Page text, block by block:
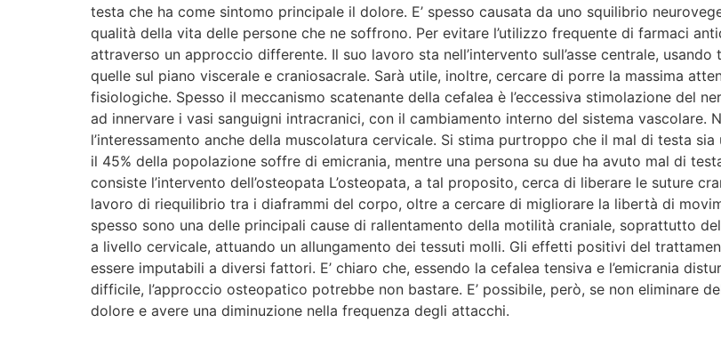
testa che ha come sintomo principale il dolore. E’ spesso causata da uno squilibrio
qualità della vita delle persone che ne soffrono. Per evitare l’utilizzo frequente di farmaci
attraverso un approccio differente. Il suo lavoro sta nell’intervento sull’asse centrale,
quelle sul piano viscerale e craniosacrale. Sarà utile, inoltre, cercare di porre la massima
fisiologiche. Spesso il meccanismo scatenante della cefalea è l’eccessiva stimolazione del
ad innervare i vasi sanguigni intracranici, con il cambiamento interno del sistema vascolare.
l’interessamento anche della muscolatura cervicale. Si stima purtroppo che il mal di testa
il 45% della popolazione soffre di emicrania, mentre una persona su due ha avuto mal di
consiste l’intervento dell’osteopata L’osteopata, a tal proposito, cerca di liberare le suture
lavoro di riequilibrio tra i diaframmi del corpo, oltre a cercare di migliorare la libertà di
spesso sono una delle principali cause di rallentamento della motilità craniale, soprattutto
a livello cervicale, attuando un allungamento dei tessuti molli. Gli effetti positivi del
essere imputabili a diversi fattori. E’ chiaro che, essendo la cefalea tensiva e l’emicrania
difficile, l’approccio osteopatico potrebbe non bastare. E’ possibile, però, se non eliminare
dolore e avere una diminuzione nella frequenza degli attacchi.